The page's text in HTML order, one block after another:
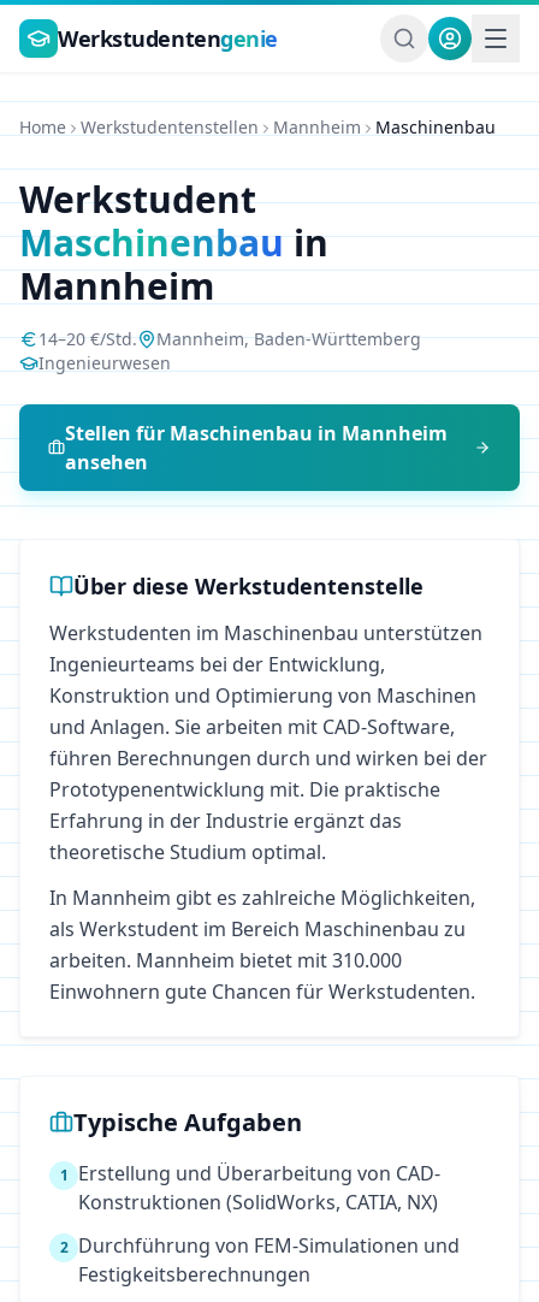
Zum Hauptinhalt springen
Werkstudentengenie
Home Werkstudentenstellen Mannheim Maschinenbau
Werkstudent
Maschinenbauin
Mannheim
14–20€/Std. Mannheim,Baden-Württemberg
Ingenieurwesen
Stellen für Maschinenbau in Mannheim
ansehen
Über diese Werkstudentenstelle
Werkstudenten im Maschinenbau unterstützen
Ingenieurteams bei der Entwicklung,
Konstruktion und Optimierung von Maschinen
und Anlagen. Sie arbeiten mit CAD-Software,
führen Berechnungen durch und wirken bei der
Prototypenentwicklung mit. Die praktische
Erfahrung in der Industrie ergänzt das
theoretische Studium optimal.
In Mannheim gibt es zahlreiche Möglichkeiten,
als Werkstudent im Bereich Maschinenbau zu
arbeiten. Mannheim bietet mit 310.000
Einwohnern gute Chancen für Werkstudenten.
Typische Aufgaben
1
Erstellung und Überarbeitung von CAD-
Konstruktionen (SolidWorks, CATIA, NX)
2 Durchführung von FEM-Simulationen und
Festigkeitsberechnungen